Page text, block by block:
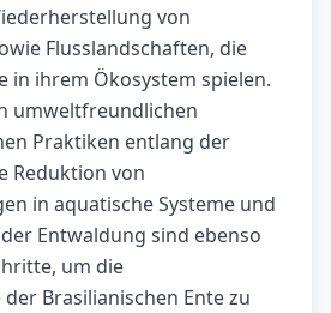
von
Flusslandschaften, die
in ihrem Ökosystem spielen.
umweltfreundlichen
Praktiken entlang der
Reduktion von
in aquatische Systeme und
Entwaldung sind ebenso
um die
Brasilianischen Ente zu